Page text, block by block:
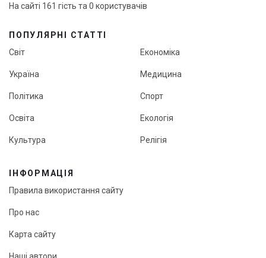
На сайті 161 гість та 0 користувачів
ПОПУЛЯРНІ СТАТТІ
Світ
Україна
Політика
Освіта
Культура
Економіка
Медицина
Спорт
Екологія
Релігія
ІНФОРМАЦІЯ
Правила використання сайту
Про нас
Карта сайту